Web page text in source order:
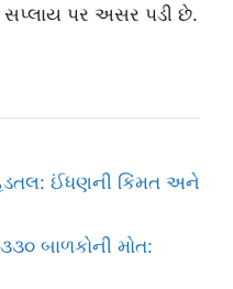
પર અસર પડી છે.
હડતલ: ઈંધણની કિંમત અને
બાળકોની મોત: